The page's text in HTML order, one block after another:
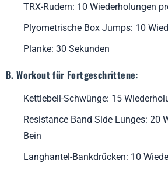
TRX-Rudern: 10 Wiederholungen
Plyometrische Box Jumps: 10
Planke: 30 Sekunden
B. Workout für Fortgeschrittene:
Kettlebell-Schwünge: 15
Resistance Band Side Lunges: 20
Bein
Langhantel-Bankdrücken: 10